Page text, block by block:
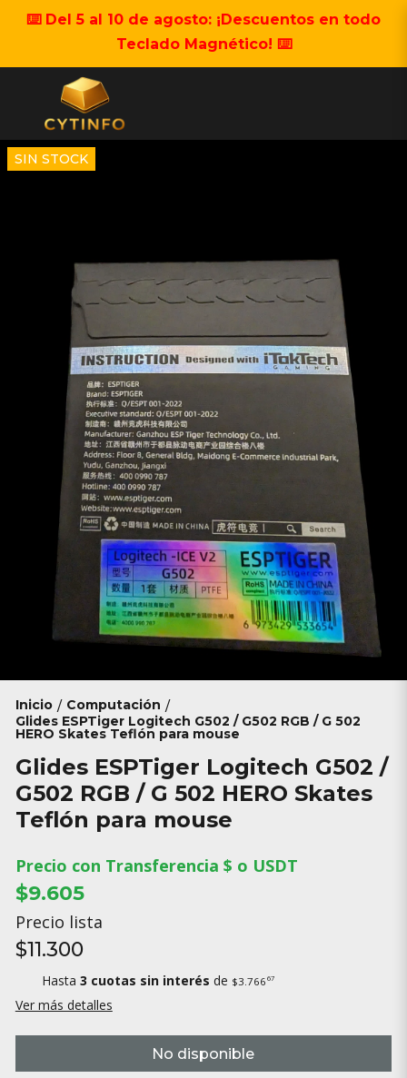
⌨️ Del 5 al 10 de agosto: ¡Descuentos en todo
Teclado Magnético! ⌨️
SIN STOCK
Inicio / Computación /
Glides ESPTiger Logitech G502 / G502 RGB / G 502
HERO Skates Teflón para mouse
Glides ESPTiger Logitech G502 /
G502 RGB / G 502 HERO Skates
Teflón para mouse
Precio con Transferencia $ o USDT
$9.605
Precio lista
$11.300
Hasta 3 cuotas sin interés de $3.766 67
Ver más detalles
No disponible